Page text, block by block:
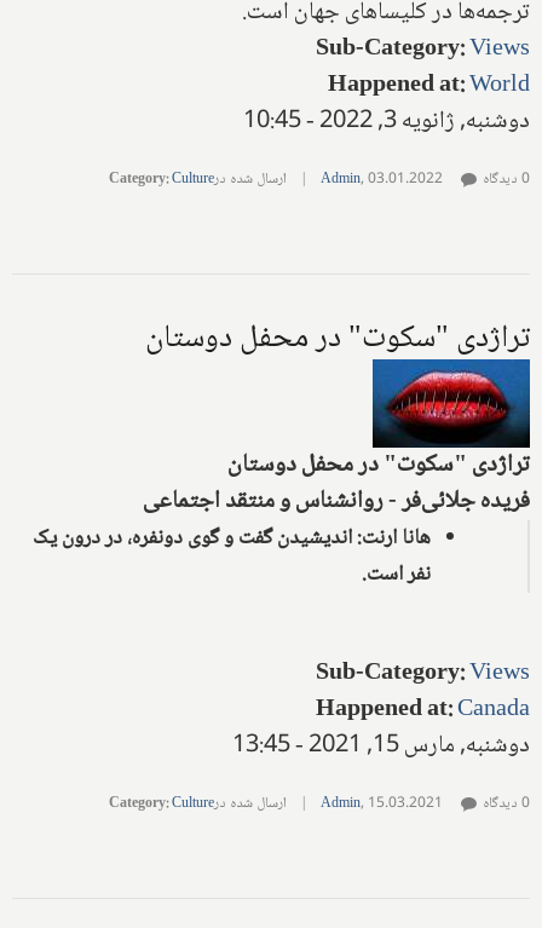
ترجمه‌ها در کلیساهای جهان است.
Sub-Category:Views
Happened at:World
دوشنبه, ژانویه 3, 2022 - 10:45
Admin,03.01.2022
| ارسال شده در Category:Culture 0 دیدگاه
تراژدی "سكوت" در محفل دوستان
تراژدی "سكوت" در محفل دوستان
فریده جلائی‌فر - روانشناس و منتقد اجتماعی
ها‌نا ارنت‌: اندیشیدن گفت و گوی دونفره‌، در درون یک
نفر است‌.
Sub-Category:Views
Happened at:Canada
دوشنبه, مارس 15, 2021 - 13:45
Admin, 15.03.2021
| ارسال شده در Category:Culture 0 دیدگاه